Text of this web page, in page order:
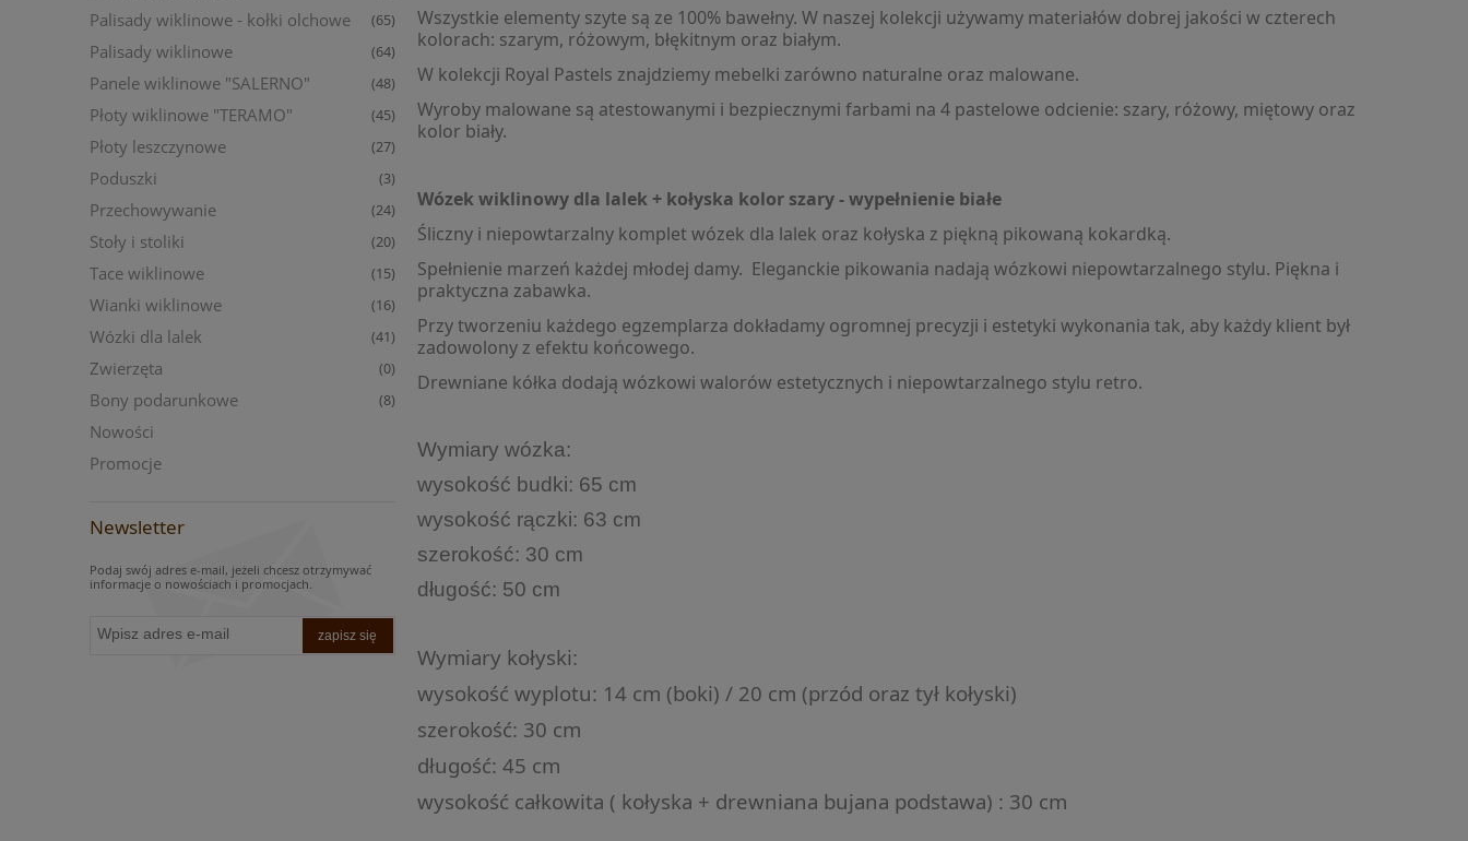
Palisady wiklinowe - kołki olchowe (65)
Palisady wiklinowe (64)
Panele wiklinowe "SALERNO" (48)
Płoty wiklinowe "TERAMO" (45)
Płoty leszczynowe (27)
Poduszki (3)
Przechowywanie (24)
Stoły i stoliki (20)
Tace wiklinowe (15)
Wianki wiklinowe (16)
Wózki dla lalek (41)
Zwierzęta (0)
Bony podarunkowe (8)
Nowości
Promocje
Newsletter
Podaj swój adres e-mail, jeżeli chcesz otrzymywać
informacje o nowościach i promocjach.
zapisz się
Wszystkie elementy szyte są ze 100% bawełny. W naszej kolekcji używamy materiałów dobrej jakości w czterech
kolorach: szarym, różowym, błękitnym oraz białym.
W kolekcji Royal Pastels znajdziemy mebelki zarówno naturalne oraz malowane.
Wyroby malowane są atestowanymi i bezpiecznymi farbami na 4 pastelowe odcienie: szary, różowy, miętowy oraz
kolor biały.
Wózek wiklinowy dla lalek + kołyska kolor szary - wypełnienie białe
Śliczny i niepowtarzalny komplet wózek dla lalek oraz kołyska z piękną pikowaną kokardką.
Spełnienie marzeń każdej młodej damy. Eleganckie pikowania nadają wózkowi niepowtarzalnego stylu. Piękna i
praktyczna zabawka.
Przy tworzeniu każdego egzemplarza dokładamy ogromnej precyzji i estetyki wykonania tak, aby każdy klient był
zadowolony z efektu końcowego.
Drewniane kółka dodają wózkowi walorów estetycznych i niepowtarzalnego stylu retro.
Wymiary wózka:
wysokość budki: 65 cm
wysokość rączki: 63 cm
szerokość: 30 cm
długość: 50 cm
Wymiary kołyski:
wysokość wyplotu: 14 cm (boki) / 20 cm (przód oraz tył kołyski)
szerokość: 30 cm
długość: 45 cm
wysokość całkowita ( kołyska + drewniana bujana podstawa) : 30 cm